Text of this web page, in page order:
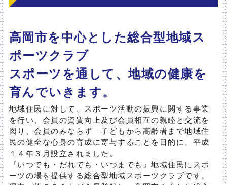
高岡市を中心とした総合型地域ス
ポーツクラブ
スポーツを通して、地域の健康を
育んでいきます。
地域住民に対して、スポーツ活動の振興に関する事業
を行い、会員の資質向上及び会員相互の親睦と交流を
図り、会員のみならず 子どもから高齢者まで地域住
民の健全な心身の育成に寄与することを目的に、平成
１４年３月設立されました。
『いつでも・だれでも・いつまでも』地域住民にスポ
ーツの場を提供する総合型地域スポーツクラブです。